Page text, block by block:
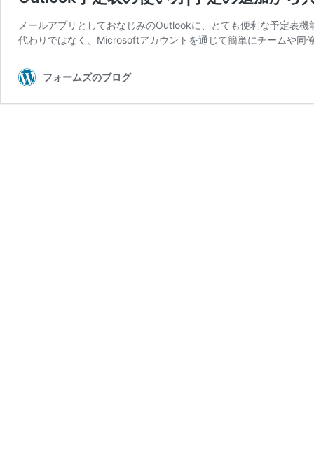
メールアプリとしておなじみのOutlookに、とても便利な予定表
代わりではなく、Microsoftアカウントを通じて簡単にチームや同
フォームズのブログ